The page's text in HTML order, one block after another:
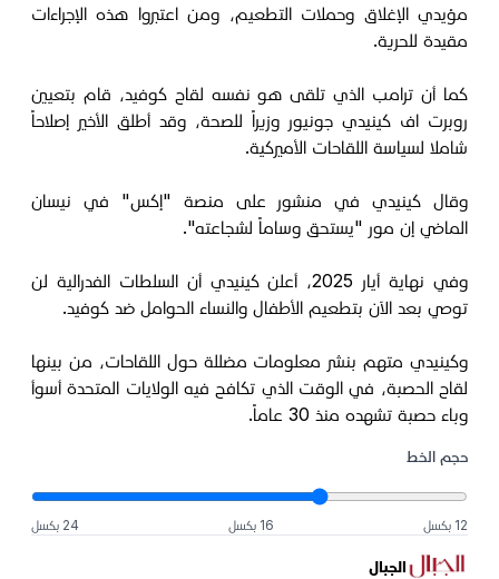
مؤيدي الإغلاق وحملات التطعيم، ومن اعتبروا هذه الإجراءات
مقيدة للحرية.
كما أن ترامب الذي تلقى هو نفسه لقاح كوفيد، قام بتعيين
روبرت اف كينيدي جونيور وزيراً للصحة، وقد أطلق الأخير إصلاحاً
شاملا لسياسة اللقاحات الأميركية.
وقال كينيدي في منشور على منصة "إكس" في نيسان
الماضي إن مور "يستحق وساماً لشجاعته".
وفي نهاية أيار 2025، أعلن كينيدي أن السلطات الفدرالية لن
توصي بعد الآن بتطعيم الأطفال والنساء الحوامل ضد كوفيد.
وكينيدي متهم بنشر معلومات مضللة حول اللقاحات، من بينها
لقاح الحصبة، في الوقت الذي تكافح فيه الولايات المتحدة أسوأ
وباء حصبة تشهده منذ 30 عاماً.
حجم الخط
12 بكسل 16 بكسل 24 بكسل
الجبال